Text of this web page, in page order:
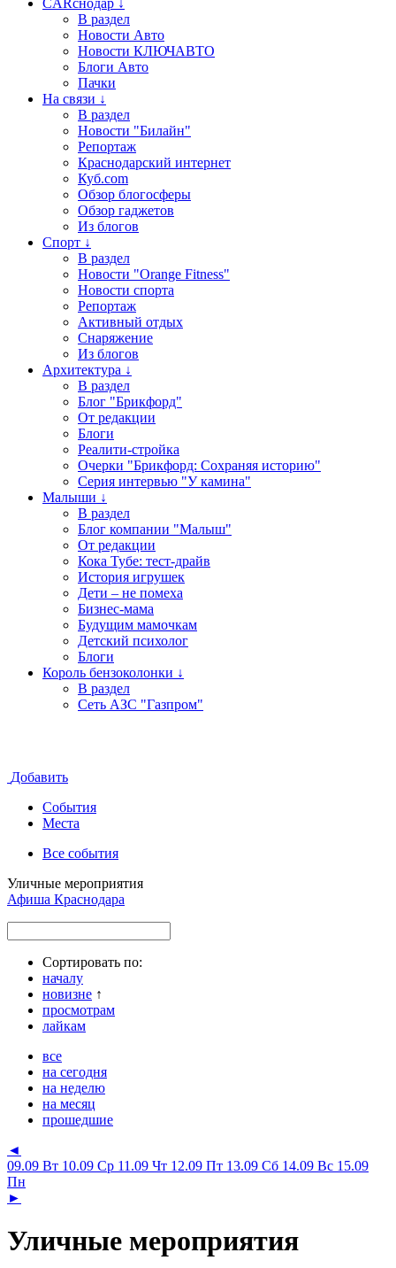
CARснодар ↓
В раздел
Новости Авто
Новости КЛЮЧАВТО
Блоги Авто
Пачки
На связи ↓
В раздел
Новости "Билайн"
Репортаж
Краснодарский интернет
Куб.com
Обзор блогосферы
Обзор гаджетов
Из блогов
Спорт ↓
В раздел
Новости "Orange Fitness"
Новости спорта
Репортаж
Активный отдых
Снаряжение
Из блогов
Архитектура ↓
В раздел
Блог "Брикфорд"
От редакции
Блоги
Реалити-стройка
Очерки "Брикфорд: Сохраняя историю"
Серия интервью "У камина"
Малыши ↓
В раздел
Блог компании "Малыш"
От редакции
Кока Тубе: тест-драйв
История игрушек
Дети – не помеха
Бизнес-мама
Будущим мамочкам
Детский психолог
Блоги
Король бензоколонки ↓
В раздел
Сеть АЗС "Газпром"
Добавить
События
Места
Все события
Уличные мероприятия
Афиша Краснодара
Сортировать по:
началу
новизне ↑
просмотрам
лайкам
все
на сегодня
на неделю
на месяц
прошедшие
◄
09.09 Вт 10.09 Ср 11.09 Чт 12.09 Пт 13.09 Сб 14.09 Вс 15.09
Пн
►
Уличные мероприятия